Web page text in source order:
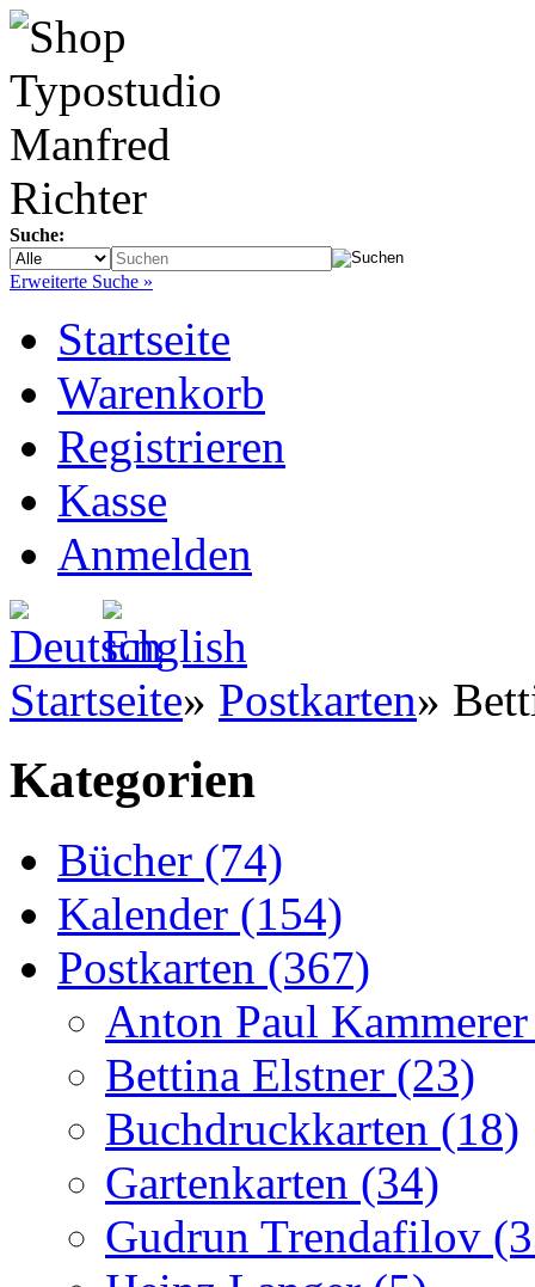
Suche:
Erweiterte Suche »
Startseite
Warenkorb
Registrieren
Kasse
Anmelden
Startseite» Postkarten»
Kategorien
Bücher (74)
Kalender (154)
Postkarten (367)
Anton Paul
Bettina Elstner (23)
Buchdruckkarten (18)
Gartenkarten (34)
Gudrun Trendafilov